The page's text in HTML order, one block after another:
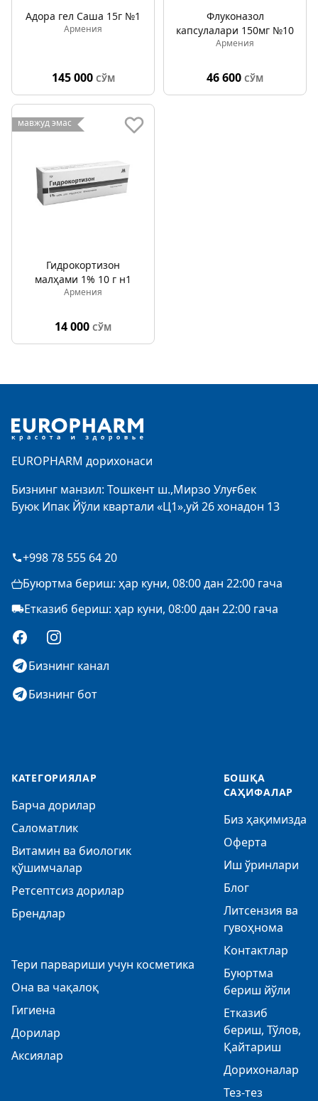
Адора гел Саша 15г №1
Армения
145 000 СЎМ
Флуконазол
капсулалари 150мг №10
Армения
46 600 СЎМ
мавжуд эмас
Гидрокортизон
малҳами 1% 10 г н1
Армения
14 000 СЎМ
EUROPHARM дорихонаси
Бизнинг манзил: Тошкент ш.,Мирзо Улуғбек
Буюк Ипак Йўли квартали «Ц1»,уй 26 хонадон 13
+998 78 555 64 20
Буюртма бериш: ҳар куни, 08:00 дан 22:00 гача
Етказиб бериш: ҳар куни, 08:00 дан 22:00 гача
FacebookInstagram
Бизнинг канал
Бизнинг бот
КАТЕГОРИЯЛАР
Барча дорилар
Саломатлик
Витамин ва биологик
қўшимчалар
Ретсептсиз дорилар
Брендлар
Тери парвариши учун косметика
Она ва чақалоқ
Гигиена
Дорилар
Аксиялар
БОШҚА
САҲИФАЛАР
Биз ҳақимизда
Оферта
Иш ўринлари
Блог
Литсензия ва
гувоҳнома
Контактлар
Буюртма
бериш йўли
Етказиб
бериш, Тўлов,
Қайтариш
Дорихоналар
Тез-тез